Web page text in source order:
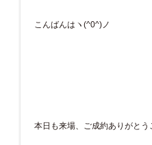
こんばんはヽ(^0^)ノ
本日も来場、ご成約ありがとう